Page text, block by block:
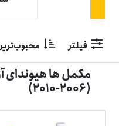
فیلتر
(2006-2010)